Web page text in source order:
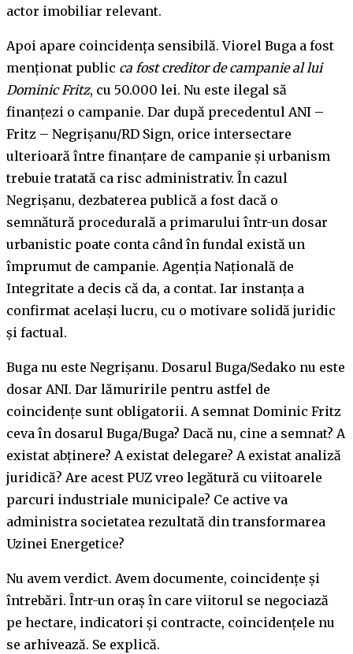
actor imobiliar relevant.
Apoi apare coincidența sensibilă. Viorel Buga a fost
menționat public ca fost creditor de campanie al lui
Dominic Fritz, cu 50.000 lei. Nu este ilegal să
finanțezi o campanie. Dar după precedentul ANI –
Fritz – Negrișanu/RD Sign, orice intersectare
ulterioară între finanțare de campanie și urbanism
trebuie tratată ca risc administrativ. În cazul
Negrișanu, dezbaterea publică a fost dacă o
semnătură procedurală a primarului într-un dosar
urbanistic poate conta când în fundal există un
împrumut de campanie. Agenția Națională de
Integritate a decis că da, a contat. Iar instanța a
confirmat același lucru, cu o motivare solidă juridic
și factual.
Buga nu este Negrișanu. Dosarul Buga/Sedako nu este
dosar ANI. Dar lămuririle pentru astfel de
coincidențe sunt obligatorii. A semnat Dominic Fritz
ceva în dosarul Buga/Buga? Dacă nu, cine a semnat? A
existat abținere? A existat delegare? A existat analiză
juridică? Are acest PUZ vreo legătură cu viitoarele
parcuri industriale municipale? Ce active va
administra societatea rezultată din transformarea
Uzinei Energetice?
Nu avem verdict. Avem documente, coincidențe și
întrebări. Într-un oraș în care viitorul se negociază
pe hectare, indicatori și contracte, coincidențele nu
se arhivează. Se explică.